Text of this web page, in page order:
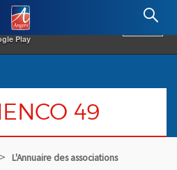
Play
Angers.fr : Retour à l'accueil
49
L'Annuaire des associations